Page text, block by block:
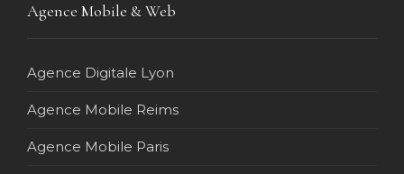
Agence Mobile & Web
Agence Digitale Lyon
Agence Mobile Reims
Agence Mobile Paris